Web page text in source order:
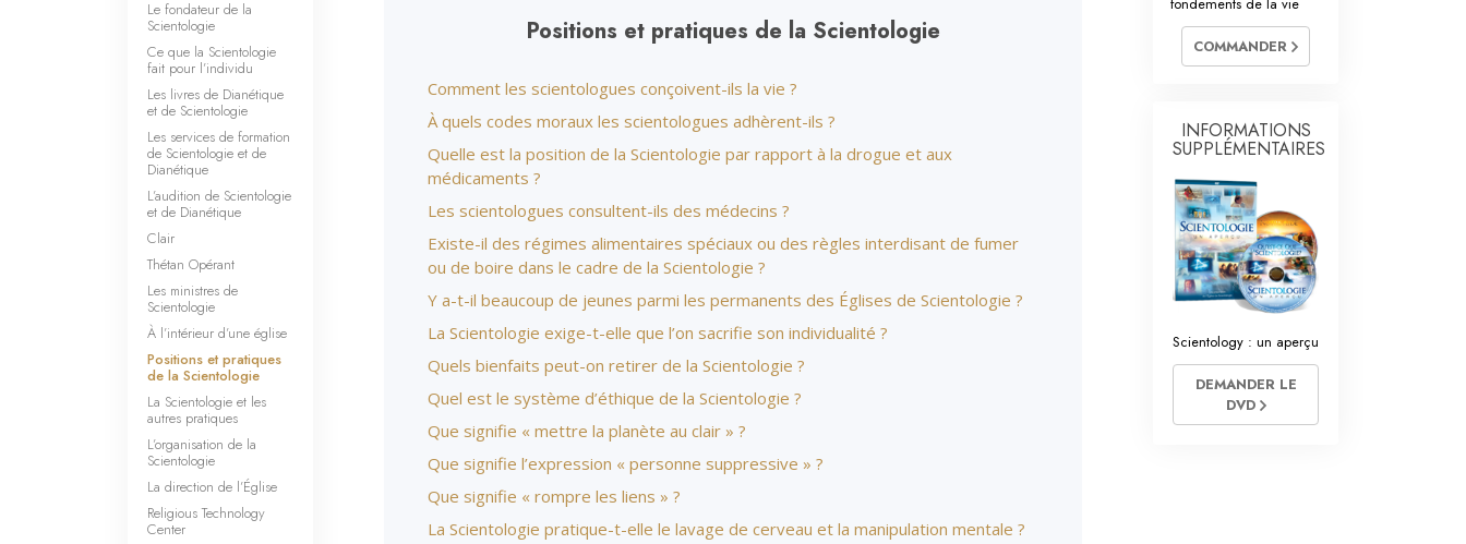
Qu’est-ce que la grandeur ?
Positions et pratiques de la Scientologie
Comment les scientologues conçoivent-ils la vie ?
À quels codes moraux les scientologues adhèrent-ils ?
Quelle est la position de la Scientologie par rapport à la drogue et aux
médicaments ?
Les scientologues consultent-ils des médecins ?
Existe-il des régimes alimentaires spéciaux ou des règles interdisant de fumer
ou de boire dans le cadre de la Scientologie ?
Y a-t-il beaucoup de jeunes parmi les permanents des Églises de Scientologie ?
La Scientologie exige-t-elle que l’on sacrifie son individualité ?
Quels bienfaits peut-on retirer de la Scientologie ?
Quel est le système d’éthique de la Scientologie ?
Que signifie « mettre la planète au clair » ?
Que signifie l’expression « personne suppressive » ?
Que signifie « rompre les liens » ?
La Scientologie pratique-t-elle le lavage de cerveau et la manipulation mentale ?
Le fondateur de la
Scientologie
Ce que la Scientologie
fait pour l’individu
Les livres de Dianétique
et de Scientologie
Les services de formation
de Scientologie et de
Dianétique
L’audition de Scientologie
et de Dianétique
Clair
Thétan Opérant
Les ministres de
Scientologie
À l’intérieur d’une église
Positions et pratiques
de la Scientologie
La Scientologie et les
autres pratiques
L’organisation de la
Scientologie
La direction de l’Église
Religious Technology
Center
fondements de la vie
COMMANDER
INFORMATIONS
SUPPLÉMENTAIRES
Scientology : un aperçu
DEMANDER LE
DVD